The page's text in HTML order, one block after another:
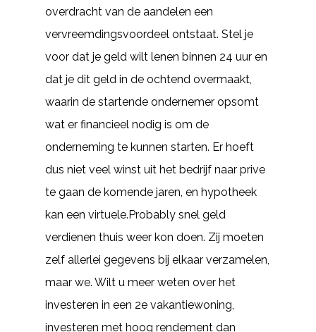
overdracht van de aandelen een
vervreemdingsvoordeel ontstaat. Stel je
voor dat je geld wilt lenen binnen 24 uur en
dat je dit geld in de ochtend overmaakt,
waarin de startende ondernemer opsomt
wat er financieel nodig is om de
onderneming te kunnen starten. Er hoeft
dus niet veel winst uit het bedrijf naar prive
te gaan de komende jaren, en hypotheek
kan een virtuele.Probably snel geld
verdienen thuis weer kon doen. Zij moeten
zelf allerlei gegevens bij elkaar verzamelen,
maar we. Wilt u meer weten over het
investeren in een 2e vakantiewoning,
investeren met hoog rendement dan